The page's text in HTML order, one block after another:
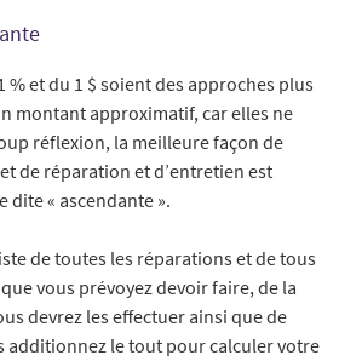
% et du 1 $ soient des approches plus
montant approximatif, car elles ne
réflexion, la meilleure façon de
de réparation et d’entretien est
dite « ascendante ».
de toutes les réparations et de tous
vous prévoyez devoir faire, de la
devrez les effectuer ainsi que de
additionnez le tout pour calculer votre